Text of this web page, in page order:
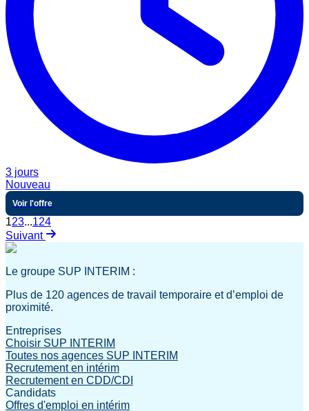
3 jours
Nouveau
Voir l'offre
123...124
Suivant
Le groupe SUP INTERIM :
Plus de 120 agences de travail temporaire et d’emploi de
proximité.
Entreprises
Choisir SUP INTERIM
Toutes nos agences SUP INTERIM
Recrutement en intérim
Recrutement en CDD/CDI
Candidats
Offres d'emploi en intérim